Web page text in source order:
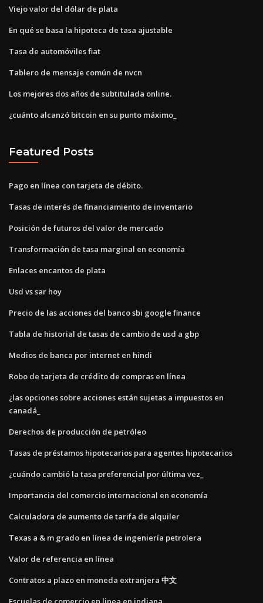
Viejo valor del dólar de plata
En qué se basa la hipoteca de tasa ajustable
Tasa de automóviles fiat
Tablero de mensaje común de nvcn
Los mejores dos años de subtitulada online.
¿cuánto alcanzó bitcoin en su punto máximo_
Featured Posts
Pago en línea con tarjeta de débito.
Tasas de interés de financiamiento de inventario
Posición de futuros del valor de mercado
Transformación de tasa marginal en economía
Enlaces encantos de plata
Usd vs sar hoy
Precio de las acciones del banco sbi google finance
Tabla de historial de tasas de cambio de usd a gbp
Medios de banca por internet en hindi
Robo de tarjeta de crédito de compras en línea
¿las opciones sobre acciones están sujetas a impuestos en
canadá_
Derechos de producción de petróleo
Tasas de préstamos hipotecarios para agentes hipotecarios
¿cuándo cambió la tasa preferencial por última vez_
Importancia del comercio internacional en economía
Calculadora de aumento de tarifa de alquiler
Texas a & m grado en línea de ingeniería petrolera
Valor de referencia en línea
Contratos a plazo en moneda extranjera 中文